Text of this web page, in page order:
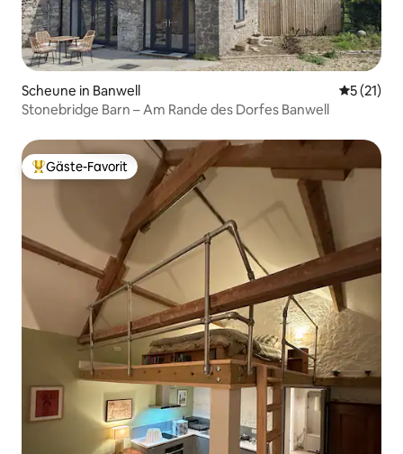
Scheune in Banwell
5 (21)
Stonebridge Barn – Am Rande des Dorfes Banwell
Beliebter Gäste-Favorit.
Gäste-Favorit